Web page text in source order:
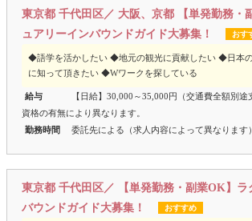
東京都 千代田区／ 大阪、京都 【単発勤務・
ュアリーインバウンドガイド大募集！
おす
◆語学を活かしたい ◆地元の観光に貢献したい ◆日本
に知って頂きたい ◆Wワークを探している
給与
【日給】30,000～35,000円（交通費全額別
資格の有無により異なります。
勤務時間
委託先による（求人内容によって異なります）
東京都 千代田区／ 【単発勤務・副業OK】ラ
バウンドガイド大募集！
おすすめ